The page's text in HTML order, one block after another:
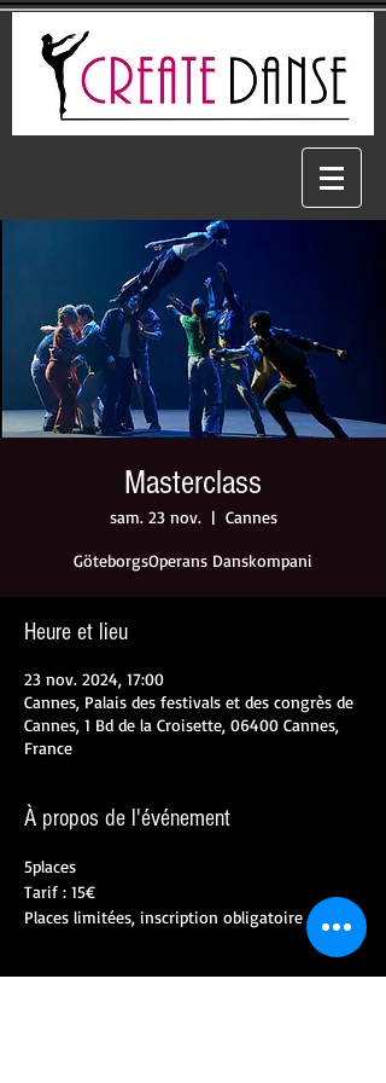
Masterclass
sam. 23 nov.
  |
Cannes
GöteborgsOperans Danskompani
Heure et lieu
23 nov. 2024, 17:00
Cannes, Palais des festivals et des congrès de
Cannes, 1 Bd de la Croisette, 06400 Cannes,
France
À propos de l'événement
5places
Tarif : 15€
Places limitées, inscription obligatoire